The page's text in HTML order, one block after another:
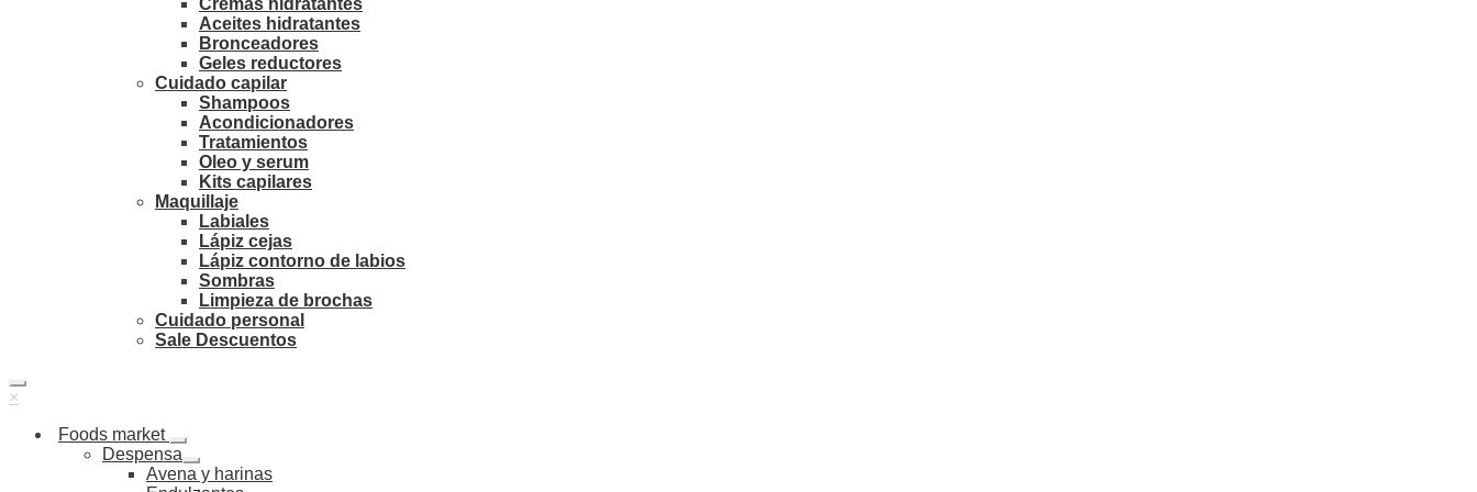
Cremas hidratantes
Aceites hidratantes
Bronceadores
Geles reductores
Cuidado capilar
Shampoos
Acondicionadores
Tratamientos
Oleo y serum
Kits capilares
Maquillaje
Labiales
Lápiz cejas
Lápiz contorno de labios
Sombras
Limpieza de brochas
Cuidado personal
Sale Descuentos
×
Foods market
Despensa
Avena y harinas